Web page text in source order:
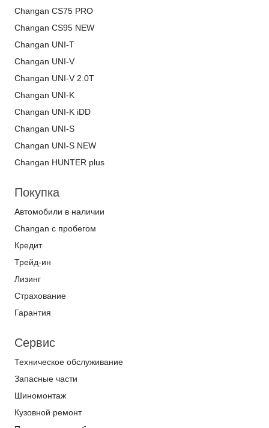
Changan CS75 PRO
Changan CS95 NEW
Changan UNI-T
Changan UNI-V
Changan UNI-V 2.0T
Changan UNI-K
Changan UNI-K iDD
Changan UNI-S
Changan UNI-S NEW
Changan HUNTER plus
Покупка
Автомобили в наличии
Changan с пробегом
Кредит
Трейд-ин
Лизинг
Страхование
Гарантия
Сервис
Техническое обслуживание
Запасные части
Шиномонтаж
Кузовной ремонт